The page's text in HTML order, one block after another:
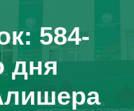
584-
дня